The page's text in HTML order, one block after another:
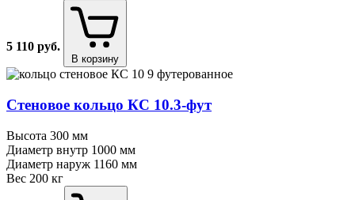
5 110 руб.
В корзину
Стеновое кольцо КС 10.3⁠-⁠фут
Высота 300 мм
Диаметр внутр 1000 мм
Диаметр наруж 1160 мм
Вес 200 кг